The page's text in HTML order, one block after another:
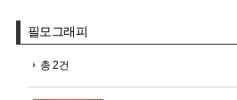
필모그래피
총 2건